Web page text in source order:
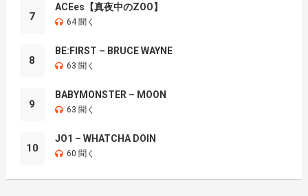
7
ACEes【真夜中のZOO】
64 聞く
8
BE:FIRST – BRUCE WAYNE
63 聞く
9
BABYMONSTER – MOON
63 聞く
10
JO1 – WHATCHA DOIN
60 聞く